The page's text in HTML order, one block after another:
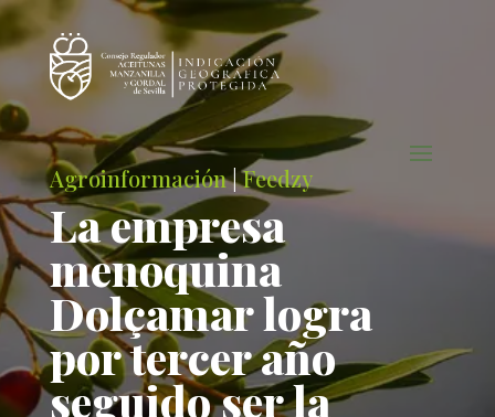
Agroinformación|Feedzy
La empresa
menoquina
Dolçamar logra
por tercer año
seguido ser la